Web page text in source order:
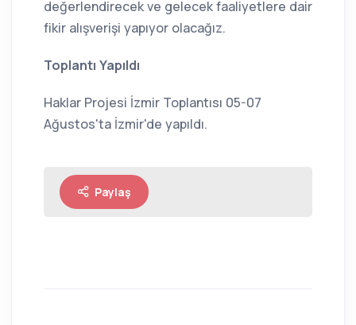
değerlendirecek ve gelecek faaliyetlere dair
fikir alışverişi yapıyor olacağız.
Toplantı Yapıldı
Haklar Projesi İzmir Toplantısı 05-07
Ağustos'ta İzmir'de yapıldı.
Paylaş